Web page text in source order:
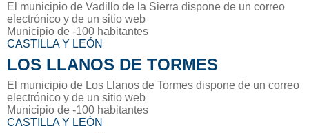
El municipio de Vadillo de la Sierra dispone de un correo
electrónico y de un sitio web
Municipio de -100 habitantes
CASTILLA Y LEÓN
LOS LLANOS DE TORMES
El municipio de Los Llanos de Tormes dispone de un correo
electrónico y de un sitio web
Municipio de -100 habitantes
CASTILLA Y LEÓN